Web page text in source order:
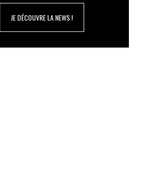
JE DÉCOUVRE LA NEWS !